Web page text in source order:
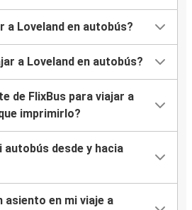
a Loveland en autobús?
a Loveland en autobús?
de FlixBus para viajar a
imprimirlo?
desde y hacia
asiento en mi viaje a